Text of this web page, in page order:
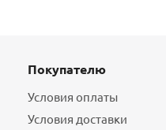
Покупателю
Условия оплаты
Условия доставки